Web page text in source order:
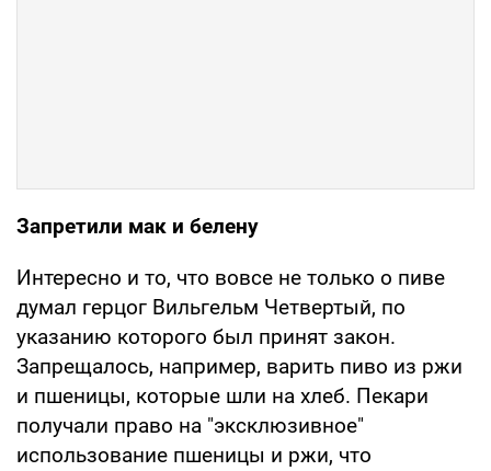
Запретили мак и белену
Интересно и то, что вовсе не только о пиве
думал герцог Вильгельм Четвертый, по
указанию которого был принят закон.
Запрещалось, например, варить пиво из ржи
и пшеницы, которые шли на хлеб. Пекари
получали право на "эксклюзивное"
использование пшеницы и ржи, что